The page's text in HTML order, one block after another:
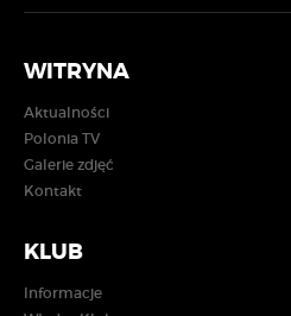
WITRYNA
Aktualności
Polonia TV
Galerie zdjęć
Kontakt
KLUB
Informacje